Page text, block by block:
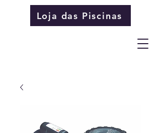
Loja das Piscinas